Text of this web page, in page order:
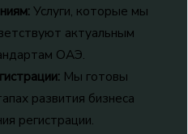
Услуги, которые мы
актуальным
ОАЭ.
Мы готовы
развития бизнеса
регистрации.